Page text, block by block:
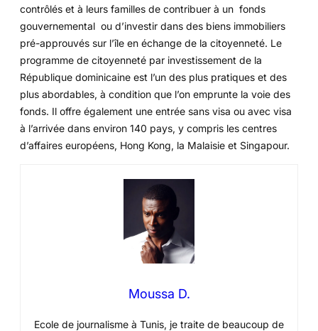
contrôlés et à leurs familles de contribuer à un fonds
gouvernemental ou d’investir dans des biens immobiliers
pré-approuvés sur l’île en échange de la citoyenneté. Le
programme de citoyenneté par investissement de la
République dominicaine est l’un des plus pratiques et des
plus abordables, à condition que l’on emprunte la voie des
fonds. Il offre également une entrée sans visa ou avec visa
à l’arrivée dans environ 140 pays, y compris les centres
d’affaires européens, Hong Kong, la Malaisie et Singapour.
Moussa D.
Ecole de journalisme à Tunis, je traite de beaucoup de